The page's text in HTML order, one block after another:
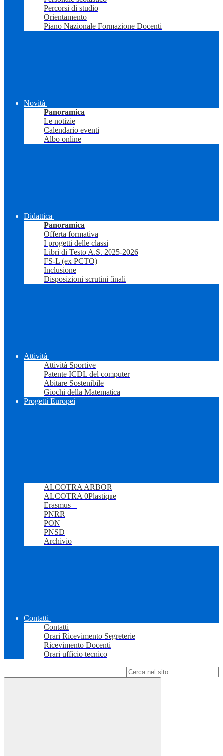
Percorsi di studio
Orientamento
Piano Nazionale Formazione Docenti
Novità
Panoramica
Le notizie
Calendario eventi
Albo online
Didattica
Panoramica
Offerta formativa
I progetti delle classi
Libri di Testo A.S. 2025-2026
FS-L (ex PCTO)
Inclusione
Disposizioni scrutini finali
Attività
Attività Sportive
Patente ICDL del computer
Abitare Sostenibile
Giochi della Matematica
Progetti Europei
ALCOTRA ARBOR
ALCOTRA 0Plastique
Erasmus +
PNRR
PON
PNSD
Archivio
Contatti
Contatti
Orari Ricevimento Segreterie
Ricevimento Docenti
Orari ufficio tecnico